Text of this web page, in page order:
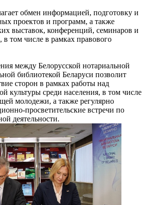
обмен информацией, подготовку и
проектов и программ, а также
выставок, конференций, семинаров и
том числе в рамках правового
между Белорусской нотариальной
библиотекой Беларуси позволит
сторон в рамках работы над
культуры среди населения, в том числе
молодежи, а также регулярно
просветительские встречи по
деятельности.